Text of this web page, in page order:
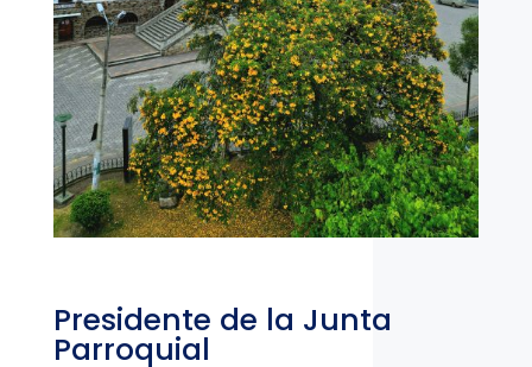
Presidente de la Junta
Parroquial